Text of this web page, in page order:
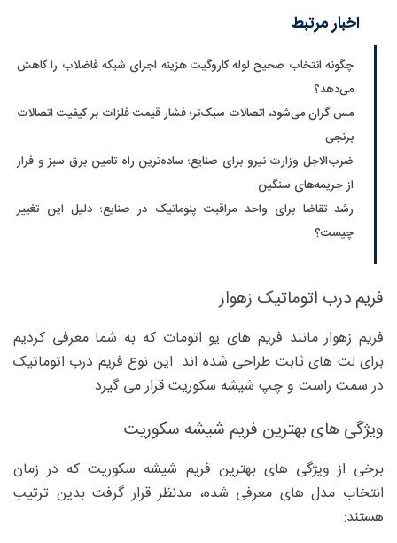
اخبار مرتبط
چگونه انتخاب صحیح لوله کاروگیت هزینه اجرای شبکه فاضلاب را کاهش
می‌دهد؟
مس گران می‌شود، اتصالات سبک‌تر؛ فشار قیمت فلزات بر کیفیت اتصالات
برنجی
ضرب‌الاجل وزارت نیرو برای صنایع؛ ساده‌ترین راه تامین برق سبز و فرار
از جریمه‌های سنگین
رشد تقاضا برای واحد مراقبت پنوماتیک در صنایع؛ دلیل این تغییر
چیست؟
فریم درب اتوماتیک زهوار
فریم زهوار مانند فریم های یو اتومات که به شما معرفی کردیم
برای لت های ثابت طراحی شده اند. این نوع فریم درب اتوماتیک
در سمت راست و چپ شیشه سکوریت قرار می گیرد.
ویژگی های بهترین فریم شیشه سکوریت
برخی از ویژگی های بهترین فریم شیشه سکوریت که در زمان
انتخاب مدل های معرفی شده، مدنظر قرار گرفت بدین ترتیب
هستند: